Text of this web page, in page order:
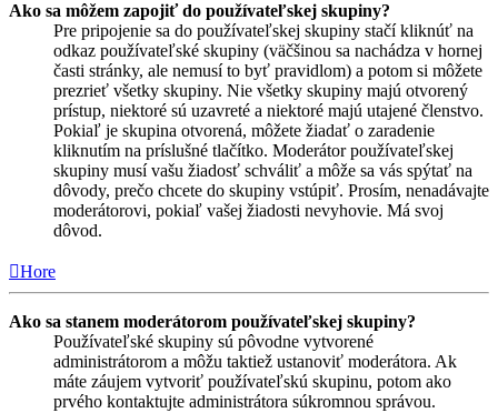
Ako sa môžem zapojiť do používateľskej skupiny?
Pre pripojenie sa do používateľskej skupiny stačí kliknúť na
odkaz používateľské skupiny (väčšinou sa nachádza v hornej
časti stránky, ale nemusí to byť pravidlom) a potom si môžete
prezrieť všetky skupiny. Nie všetky skupiny majú otvorený
prístup, niektoré sú uzavreté a niektoré majú utajené členstvo.
Pokiaľ je skupina otvorená, môžete žiadať o zaradenie
kliknutím na príslušné tlačítko. Moderátor používateľskej
skupiny musí vašu žiadosť schváliť a môže sa vás spýtať na
dôvody, prečo chcete do skupiny vstúpiť. Prosím, nenadávajte
moderátorovi, pokiaľ vašej žiadosti nevyhovie. Má svoj
dôvod.
Hore
Ako sa stanem moderátorom používateľskej skupiny?
Používateľské skupiny sú pôvodne vytvorené
administrátorom a môžu taktiež ustanoviť moderátora. Ak
máte záujem vytvoriť používateľskú skupinu, potom ako
prvého kontaktujte administrátora súkromnou správou.